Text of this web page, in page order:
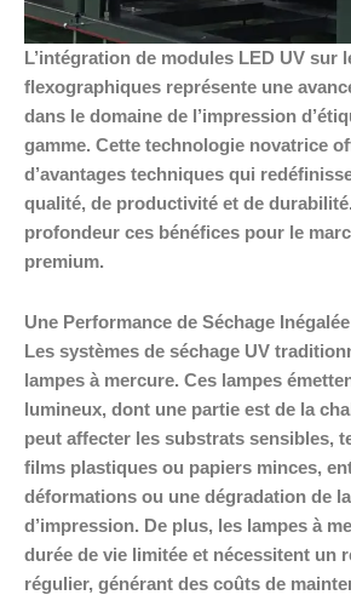
L’intégration de modules LED UV sur
flexographiques représente une
dans le domaine de l’impression
gamme. Cette technologie novatrice
d’avantages techniques qui
qualité, de productivité et de
profondeur ces bénéfices pour le
premium.
Une Performance de Séchage Inégalée
Les systèmes de séchage UV
lampes à mercure. Ces lampes
lumineux, dont une partie est de la
peut affecter les substrats sensibles,
films plastiques ou papiers minces,
déformations ou une dégradation de
d’impression. De plus, les lampes à
durée de vie limitée et nécessitent un
régulier, générant des coûts de